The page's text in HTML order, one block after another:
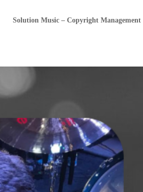
Solution Music – Copyright Management